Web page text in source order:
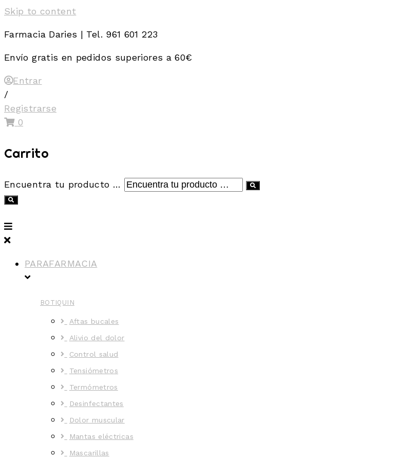
Skip to content
Farmacia Daries | Tel. 961 601 223
Envío gratis en pedidos superiores a 60€
Entrar
/
Registrarse
0
Carrito
Encuentra tu producto …
PARAFARMACIA
BOTIQUIN
Aftas bucales
Alivio del dolor
Control salud
Tensiómetros
Termómetros
Desinfectantes
Dolor muscular
Mantas eléctricas
Mascarillas